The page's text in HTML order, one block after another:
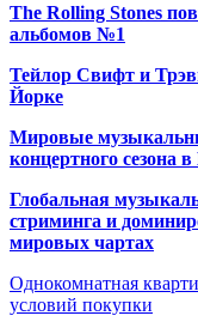
The Rolling Stones
альбомов №1
Тейлор Свифт и
Йорке
Мировые
концертного
Глобальная
стриминга и
мировых чартах
Однокомнатная
условий покупки